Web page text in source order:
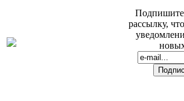
рассылку,